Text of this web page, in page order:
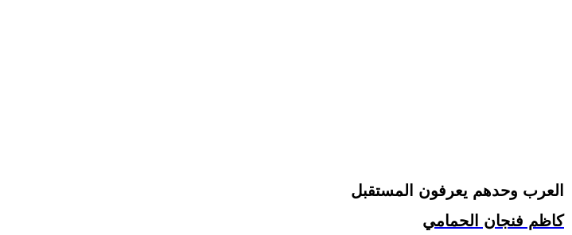
العرب وحدهم يعرفون المستقبل
كاظم فنجان الحمامي